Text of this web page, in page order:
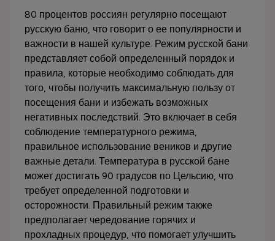
80 процентов россиян регулярно посещают
русскую баню, что говорит о ее популярности и
важности в нашей культуре. Режим русской бани
представляет собой определенный порядок и
правила, которые необходимо соблюдать для
того, чтобы получить максимальную пользу от
посещения бани и избежать возможных
негативных последствий. Это включает в себя
соблюдение температурного режима,
правильное использование веников и другие
важные детали. Температура в русской бане
может достигать 90 градусов по Цельсию, что
требует определенной подготовки и
осторожности. Правильный режим также
предполагает чередование горячих и
прохладных процедур, что помогает улучшить